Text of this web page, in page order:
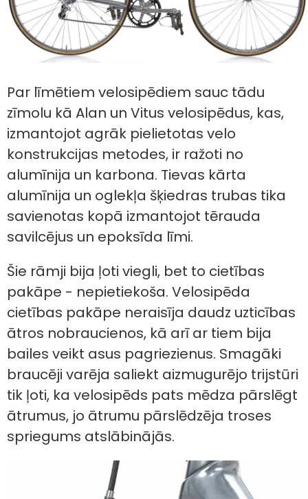
Par līmētiem velosipēdiem sauc tādu
zīmolu kā Alan un Vitus velosipēdus, kas,
izmantojot agrāk pielietotas velo
konstrukcijas metodes, ir ražoti no
alumīnija un karbona. Tievas kārta
alumīnija un oglekļa šķiedras trubas tika
savienotas kopā izmantojot tērauda
savilcējus un epoksīda līmi.
Šie rāmji bija ļoti viegli, bet to cietības
pakāpe - nepietiekoša. Velosipēda
cietības pakāpe neraisīja daudz uzticības
ātros nobraucienos, kā arī ar tiem bija
bailes veikt asus pagriezienus. Smagāki
braucēji varēja saliekt aizmugurējo trijstūri
tik ļoti, ka velosipēds pats mēdza pārslēgt
ātrumus, jo ātrumu pārslēdzēja troses
spriegums atslābinājās.